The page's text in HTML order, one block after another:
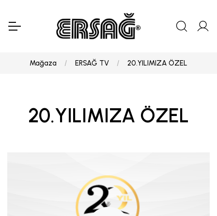
Mağaza ERSAĞ TV 20.YILIMIZA ÖZEL
20.YILIMIZA ÖZEL